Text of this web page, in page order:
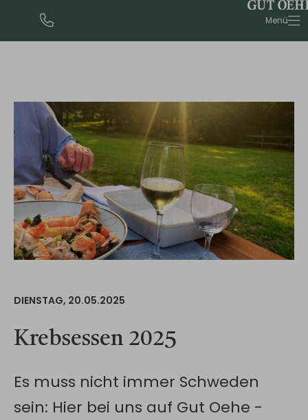
urlaub@gut-oehe.de Menü
DIENSTAG, 20.05.2025
Krebsessen 2025
Es muss nicht immer Schweden
sein: Hier bei uns auf Gut Oehe -